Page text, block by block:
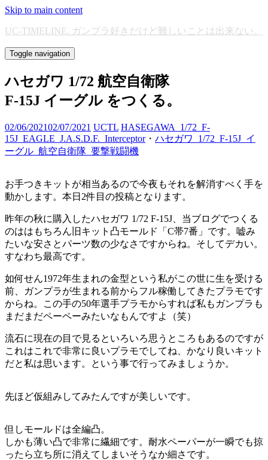
Skip to main content
UC-TIMELINE. ガンプラ好きだけど難しいことは出来ない。
Toggle navigation
ハセガワ 1/72 航空自衛隊
F-15J イーグル をつくる。
02/06/202102/07/2021 UCTL HASEGAWA_1/72_F-
15J_EAGLE_J.A.S.D.F._Interceptor・ ハセガワ_1/72_F-15J_イ
ーグル_航空自衛隊_要撃戦闘機
お手つきキットが相当あるので今夜もそれを解消すべく手を
動かします。本日2件目の投稿となります。
昨年の秋に購入したハセガワ 1/72 F-15J、当ブログでつくる
のははもちろん旧キット凸モールド「C帯7番」です。嘘み
たいな安さとパーツ数の少なさですからね。そしてデカい。
すなわち最高です。
如何せん1972年生まれの金型という私がこの世に生を受ける
前、ガンプラが生まれる前からフル稼働してきたプラモです
からね。この手の50年選手プラモからすれば私もガンプラも
まだまだペーペーみたいなもんですよ（笑）
流石に現在の目で見るといろいろ思うところもあるのですが
これはこれで非常に良いプラモでしてね、かなり良いキット
だと私は思います。という事で行ってみましょうか。
先ほど仮組みしてみたんですが美しいです。
但しモールドは全編凸。
しかも薄い凸で非常に繊細です。耐水ペーパーが一瞬でも掠
ったら立ち所に消えてしまいそうなか細さです。